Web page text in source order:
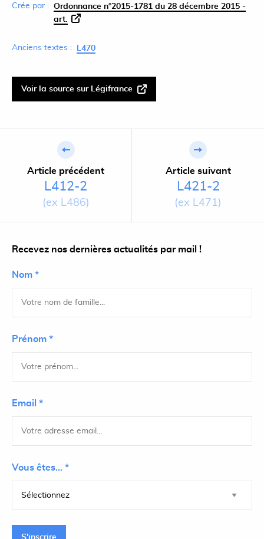
Crée par : Ordonnance n°2015-1781 du 28 décembre 2015 -
art.
Anciens textes : L470
Voir la source sur Légifrance
Article précédent
L412-2
(ex L486)
Article suivant
L421-2
(ex L471)
Recevez nos dernières actualités par mail !
Nom *
Prénom *
Email *
Vous êtes... *
S'inscrire